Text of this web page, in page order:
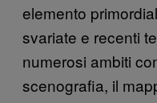
elemento
svariate e recenti
numerosi ambiti
scenografia, il